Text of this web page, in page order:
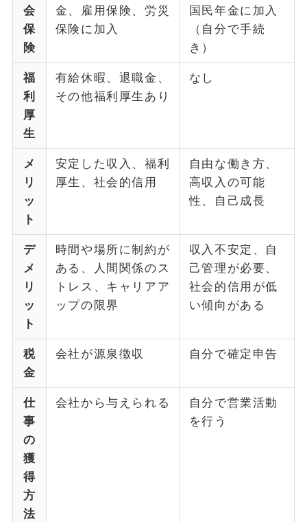
会
保
険
金、雇用保険、労災
保険に加入
国民年金に加入
（自分で手続
き）
福
利
厚
生
有給休暇、退職金、
その他福利厚生あり
なし
メ
リ
ッ
ト
安定した収入、福利
厚生、社会的信用
自由な働き方、
高収入の可能
性、自己成長
デ
メ
リ
ッ
ト
時間や場所に制約が
ある、人間関係のス
トレス、キャリアア
ップの限界
収入不安定、自
己管理が必要、
社会的信用が低
い傾向がある
税
金
会社が源泉徴収 自分で確定申告
仕
事
の
獲
得
方
法
会社から与えられる
自分で営業活動
を行う